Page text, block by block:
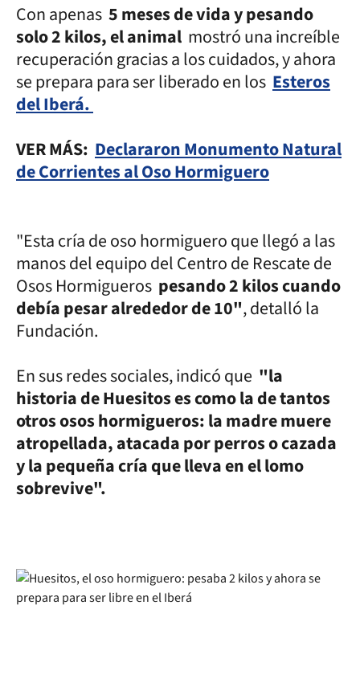
Con apenas 5 meses de vida y pesando
solo 2 kilos, el animal mostró una increíble
recuperación gracias a los cuidados, y ahora
se prepara para ser liberado en los Esteros
del Iberá.
VER MÁS: Declararon Monumento Natural
de Corrientes al Oso Hormiguero
"Esta cría de oso hormiguero que llegó a las
manos del equipo del Centro de Rescate de
Osos Hormigueros pesando 2 kilos cuando
debía pesar alrededor de 10", detalló la
Fundación.
En sus redes sociales, indicó que "la
historia de Huesitos es como la de tantos
otros osos hormigueros: la madre muere
atropellada, atacada por perros o cazada
y la pequeña cría que lleva en el lomo
sobrevive".